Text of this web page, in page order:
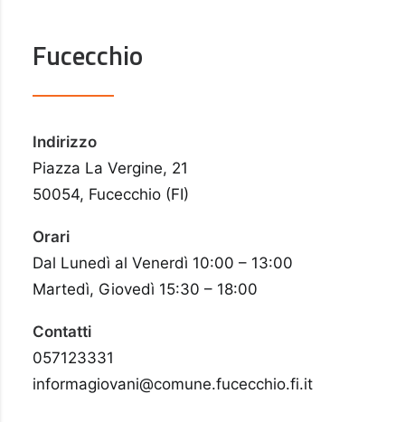
Fucecchio
Indirizzo
Piazza La Vergine, 21
50054, Fucecchio (FI)
Orari
Dal Lunedì al Venerdì 10:00 – 13:00
Martedì, Giovedì 15:30 – 18:00
Contatti
057123331
informagiovani@comune.fucecchio.fi.it